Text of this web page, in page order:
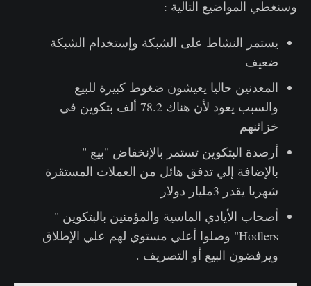
وسنغطي المواضيع التالية :
يستمر النشاط على الشبكة وإستخدام الشبكة
ضعيف
المعدنين حاليا يعيشون ضغوط كبيرة للبيع
والسبب يعود لأن هناك 78.2 ألف بتكوين في
خزائنهم
أرصدة البتكوين تستمر بالإنخفاض "بيع "
بالإضافة إلي تدفق هائل من العملات المستقرة
شهريا يقدر 3مليار دولار
أصحاب الأيادي الماسية والمؤمنين بالبتكوين "
Hodlers" وصلوا أعلي مستوي لهم علي الإطلاق
ويرفضون البيع أو التصريف .